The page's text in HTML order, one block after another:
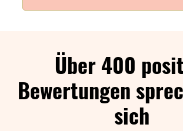
Über 400
Bewertungen
sich